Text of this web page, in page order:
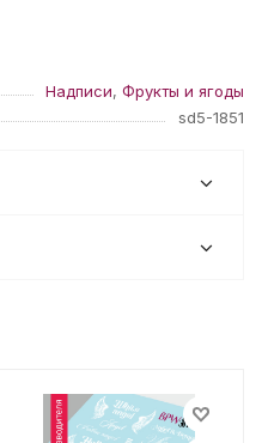
Надписи, Фрукты и ягоды
sd5-1851